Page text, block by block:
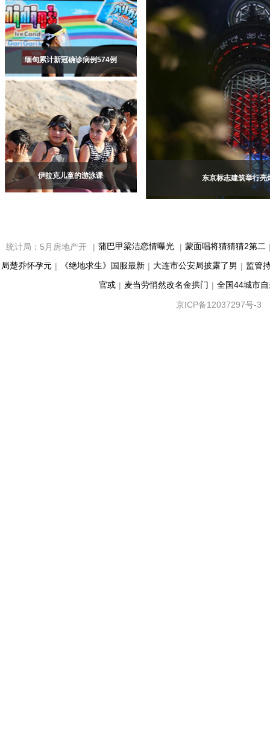
缅甸累计新冠确诊病例574例
伊拉克儿童的游泳课 东京标志建筑举行亮
统计局：5月房地产开 | 蒲巴甲梁洁恋情曝光 | 蒙面唱将猜猜猜2第二
局楚乔怀孕元 | 《绝地求生》国服最新 | 大连市公安局披露了男 | 监管
官或 | 麦当劳悄然改名金拱门 | 全国44城市
京ICP备12037297号-3